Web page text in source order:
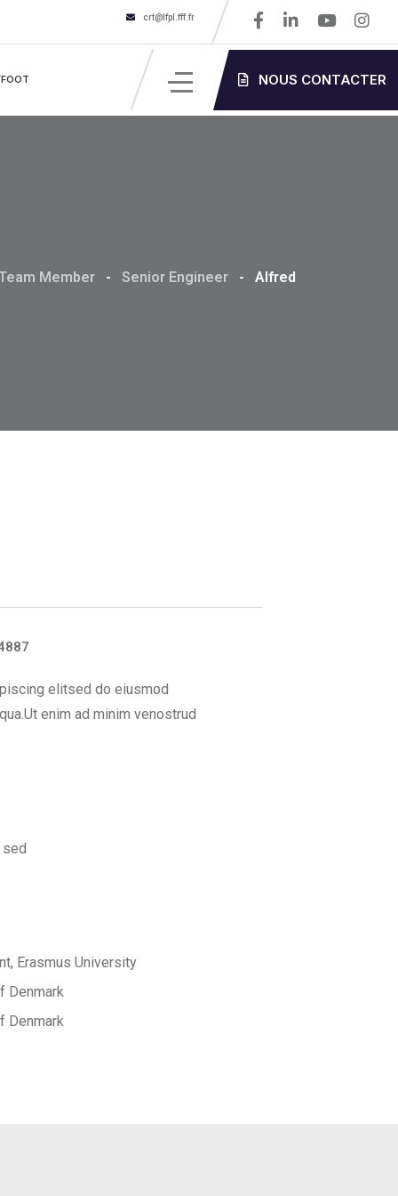
crt@lfpl.fff.fr
NOUS CONTACTER
Member - Senior Engineer -
Alfred
elitsed do eiusmod
enim ad minim venostrud
sed
Erasmus University
Denmark
Denmark